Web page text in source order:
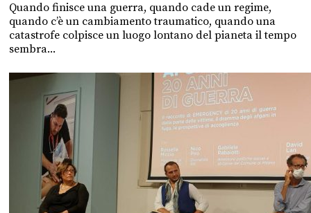
Quando finisce una guerra, quando cade un regime,
quando c’è un cambiamento traumatico, quando una
catastrofe colpisce un luogo lontano del pianeta il tempo
sembra...